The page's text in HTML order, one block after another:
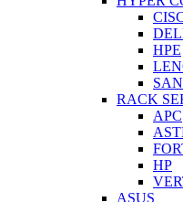
HPE
RACK
APC
HP
ASUS